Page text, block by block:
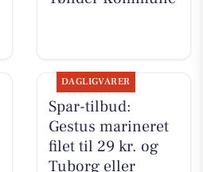
DAGLIGVARER
Spar-tilbud:
Gestus marineret
filet til 29 kr. og
Tuborg eller